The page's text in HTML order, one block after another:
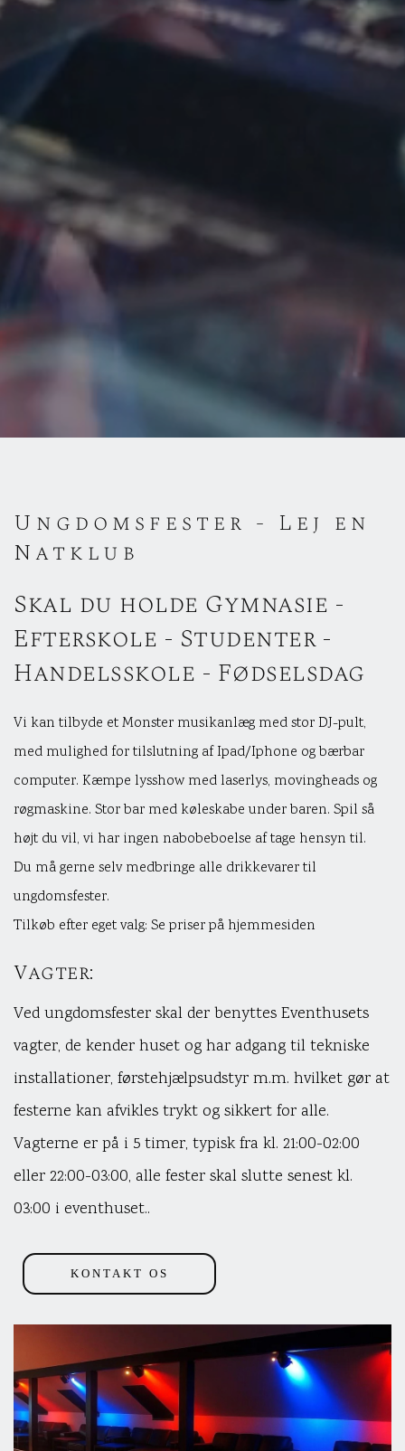
Ungdomsfester - Lej en
Natklub
Skal du holde Gymnasie -
Efterskole - Studenter -
Handelsskole - Fødselsdag
Vi kan tilbyde et Monster musikanlæg med stor DJ-pult,
med mulighed for tilslutning af Ipad/Iphone og bærbar
computer. Kæmpe lysshow med laserlys, movingheads og
røgmaskine. Stor bar med køleskabe under baren. Spil så
højt du vil, vi har ingen nabobeboelse af tage hensyn til.
Du må gerne selv medbringe alle drikkevarer til
ungdomsfester.
Tilkøb efter eget valg: Se priser på hjemmesiden
Vagter:
Ved ungdomsfester skal der benyttes Eventhusets
vagter, de kender huset og har adgang til tekniske
installationer, førstehjælpsudstyr m.m. hvilket gør at
festerne kan afvikles trykt og sikkert for alle.
Vagterne er på i 5 timer, typisk fra kl. 21:00-02:00
eller 22:00-03:00, alle fester skal slutte senest kl.
03:00 i eventhuset..
KONTAKT OS